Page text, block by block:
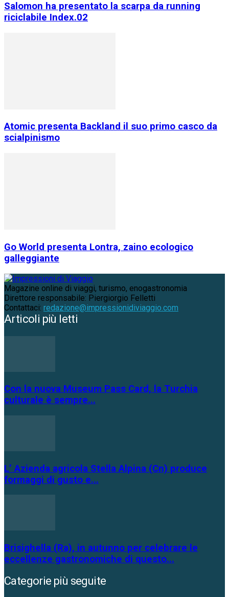
Salomon ha presentato la scarpa da running
riciclabile Index.02
Atomic presenta Backland il suo primo casco da
scialpinismo
Go World presenta Lontra, zaino ecologico
galleggiante
Magazine online di viaggi, turismo, enogastronomia
Direttore responsabile: Piergiorgio Felletti
Contattaci: redazione@impressionidiviaggio.com
Articoli più letti
Con la nuova Museum Pass Card, la Turchia
culturale è sempre...
L’ Azienda agricola Stella Alpina (Cn) produce
formaggi di gusto e...
Brisighella (Ra), in autunno per celebrare le
eccellenze gastronomiche di questo...
Categorie più seguite